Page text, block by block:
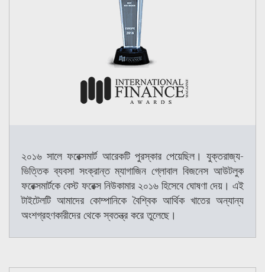
২০১৬ সালে ফরেক্সমার্ট আরেকটি পুরস্কার পেয়েছিল। যুক্তরাজ্য-
ভিত্তিক ব্যবসা সংক্রান্ত ম্যাগাজিন গ্লোবাল বিজনেস আউটলুক
ফরেক্সমার্টকে বেস্ট ফরেক্স নিউকামার ২০১৬ হিসেবে ঘোষণা দেয়। এই
টাইটেলটি আমাদের কোম্পানিকে বৈশ্বিক আর্থিক খাতের অন্যান্য
অংশগ্রহণকারীদের থেকে স্বতন্ত্র করে তুলেছে।